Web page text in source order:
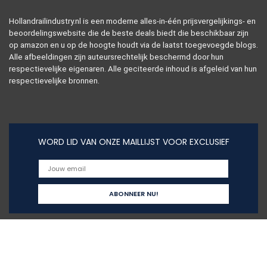
Hollandrailindustry.nl is een moderne alles-in-één prijsvergelijkings- en
beoordelingswebsite die de beste deals biedt die beschikbaar zijn
op amazon en u op de hoogte houdt via de laatst toegevoegde blogs.
Alle afbeeldingen zijn auteursrechtelijk beschermd door hun
respectievelijke eigenaren. Alle geciteerde inhoud is afgeleid van hun
respectievelijke bronnen.
WORD LID VAN ONZE MAILLIJST VOOR EXCLUSIEF